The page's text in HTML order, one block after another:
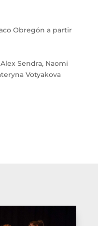
Obregón a partir
Sendra, Naomi
Votyakova